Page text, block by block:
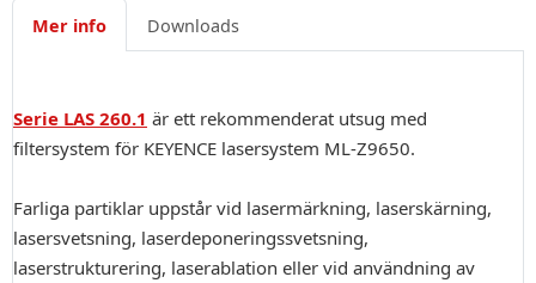
Mer info Downloads
Serie LAS 260.1 är ett rekommenderat utsug med
filtersystem för KEYENCE lasersystem ML-Z9650.
Farliga partiklar uppstår vid lasermärkning, laserskärning,
lasersvetsning, laserdeponeringssvetsning,
laserstrukturering, laserablation eller vid användning av